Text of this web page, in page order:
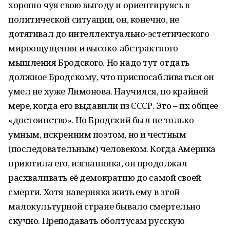
хорошо чуя свою выгоду и ориентируясь в
политической ситуации, он, конечно, не
дотягивал до интеллектуально-эстетического
мироощущения и высоко-абстрактного
мышления Бродского. Но надо тут отдать
должное Бродскому, что приспосабливаться он
умел не хуже Лимонова. Научился, по крайней
мере, когда его выдавили из СССР. Это – их общее
«достоинство». Но Бродский был не только
умным, искренним поэтом, но и честным
(последовательным) человеком. Когда Америка
приютила его, изгнанника, он продолжал
расхваливать её демократию до самой своей
смерти. Хотя наверняка жить ему в этой
малокультурной стране бывало смертельно
скучно. Преподавать оболтусам русскую